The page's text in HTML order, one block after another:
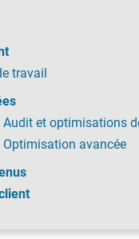
travail
Audit et optimisations
Optimisation avancée